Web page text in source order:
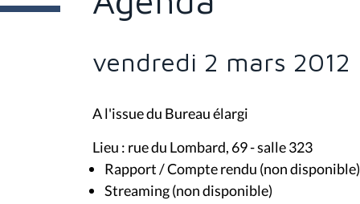
s
vendredi 2 mars 2012
A l'issue du Bureau élargi
Lieu : rue du Lombard, 69 - salle 323
Rapport / Compte rendu (non disponible)
Streaming (non disponible)